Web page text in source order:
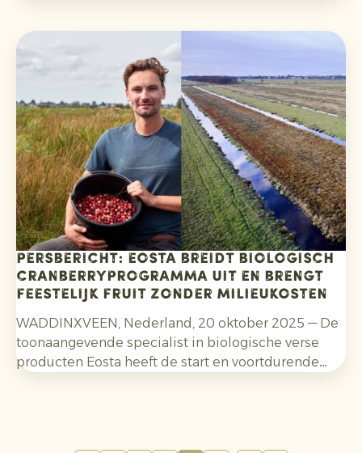
bord. In een eerdere campagne, de True Cost
Ticker (2021), hebben we de voordelen van
biologische landbouw op het gebied van bodem,
CO₂ en watergebruik al belicht.
PERSBERICHT: Eosta breidt biologisch
cranberryprogramma uit en brengt
feestelijk fruit zonder milieukosten
WADDINXVEEN, Nederland, 20 oktober 2025 — De
toonaangevende specialist in biologische verse
producten Eosta heeft de start en voortdurende